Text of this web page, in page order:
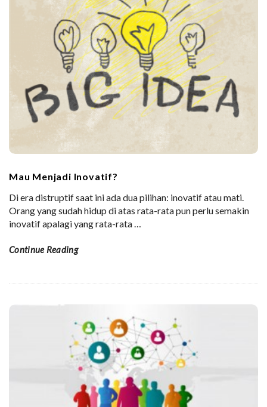
Mau Menjadi Inovatif?
Di era distruptif saat ini ada dua pilihan: inovatif atau mati.
Orang yang sudah hidup di atas rata-rata pun perlu semakin
inovatif apalagi yang rata-rata…
Continue Reading